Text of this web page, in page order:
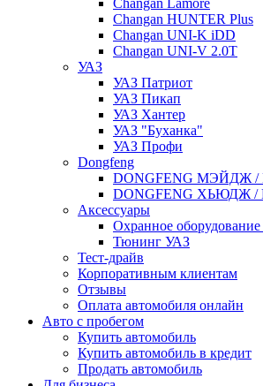
Changan Lamore
Changan HUNTER Plus
Changan UNI-K iDD
Changan UNI-V 2.0T
УАЗ
УАЗ Патриот
УАЗ Пикап
УАЗ Хантер
УАЗ "Буханка"
УАЗ Профи
Dongfeng
DONGFENG МЭЙДЖ /
DONGFENG ХЬЮДЖ /
Аксессуары
Охранное
Тюнинг УАЗ
Тест-драйв
Корпоративным клиентам
Отзывы
Оплата автомобиля онлайн
Авто с пробегом
Купить автомобиль
Купить автомобиль в кредит
Продать автомобиль